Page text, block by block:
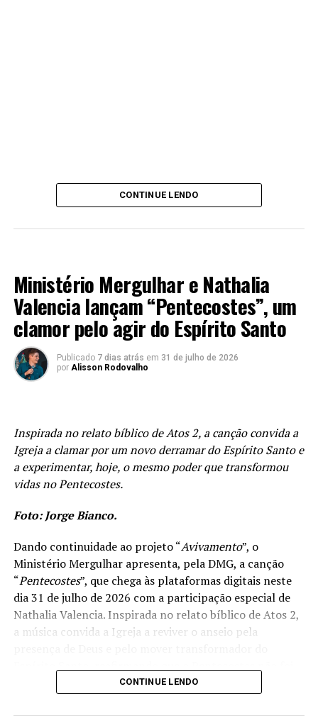
CONTINUE LENDO
Ministério Mergulhar e Nathalia
Valencia lançam “Pentecostes”, um
clamor pelo agir do Espírito Santo
Publicado 7 dias atrás em 31 de julho de 2026
por Alisson Rodovalho
Inspirada no relato bíblico de Atos 2, a canção convida a
Igreja a clamar por um novo derramar do Espírito Santo e
a experimentar, hoje, o mesmo poder que transformou
vidas no Pentecostes.
Foto: Jorge Bianco.
Dando continuidade ao projeto “Avivamento”, o
Ministério Mergulhar apresenta, pela DMG, a canção
“Pentecostes”, que chega às plataformas digitais neste
dia 31 de julho de 2026 com a participação especial de
Nathalia Valencia. Inspirada no relato bíblico de Atos 2,
a música convida a Igreja a reviver o anseio pela
apenas um acontecimento histórico, mas uma realidade
CONTINUE LENDO